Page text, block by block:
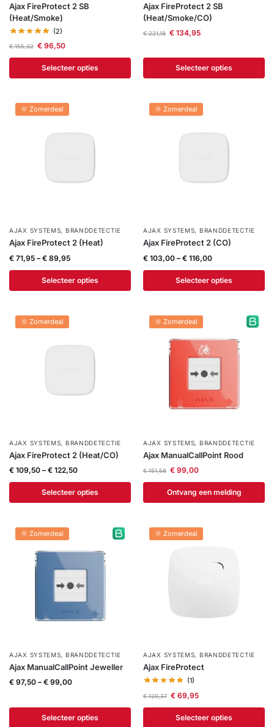
Ajax FireProtect 2 SB
(Heat/Smoke)
(2)
€155,32 €96,50
Selecteer opties
Ajax FireProtect 2 SB
(Heat/Smoke/CO)
€221,18 €134,95
Selecteer opties
🌞 Zomerdeal
AJAX SYSTEMS, BRANDDETECTIE
Ajax FireProtect 2 (Heat)
€ 71,95 – € 89,95
Selecteer opties
🌞 Zomerdeal
AJAX SYSTEMS, BRANDDETECTIE
Ajax FireProtect 2 (CO)
€ 103,00 – € 116,00
Selecteer opties
🌞 Zomerdeal
AJAX SYSTEMS, BRANDDETECTIE
Ajax FireProtect 2 (Heat/CO)
€ 109,50 – € 122,50
Selecteer opties
🌞 Zomerdeal
AJAX SYSTEMS, BRANDDETECTIE
Ajax ManualCallPoint Rood
€151,58 €99,00
Ontvang een melding
🌞 Zomerdeal
AJAX SYSTEMS, BRANDDETECTIE
Ajax ManualCallPoint Jeweller
€ 97,50 – € 99,00
Selecteer opties
🌞 Zomerdeal
AJAX SYSTEMS, BRANDDETECTIE
Ajax FireProtect
(1)
€120,37 €69,95
Selecteer opties